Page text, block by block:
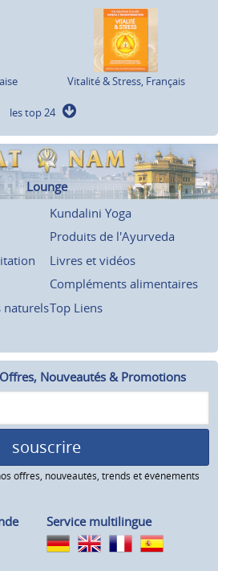
Vitalité & Stress, Français
les top 24
Lounge
Kundalini Yoga
Produits de l'Ayurveda
Livres et vidéos
Compléments alimentaires
naturelsTop Liens
Nouveautés & Promotions
souscrire
offres, nouveautés, trends et événements
Service multilingue